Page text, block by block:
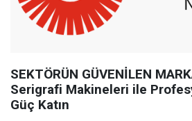
SEKTÖRÜN GÜVENİLEN
Serigrafi Makineleri ile
Güç Katın